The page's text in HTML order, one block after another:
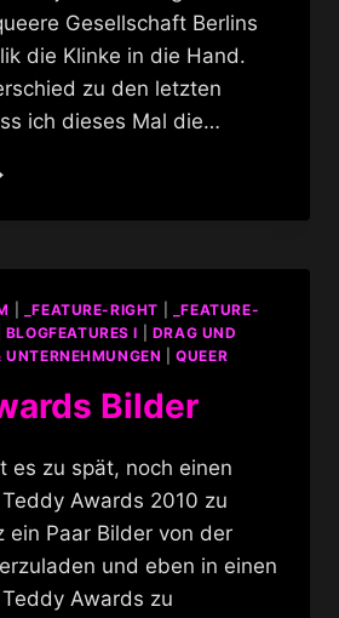
Gesellschaft Berlins
die Klinke in die Hand.
zu den letzten
ich dieses Mal die…
_FEATURE-RIGHT
_FEATURE-
BLOGFEATURES I
DRAG UND
UNTERNEHMUNGEN |QUEER
Bilder
es zu spät, noch einen
Awards 2010 zu
ein Paar Bilder von der
und eben in einen
Awards zu